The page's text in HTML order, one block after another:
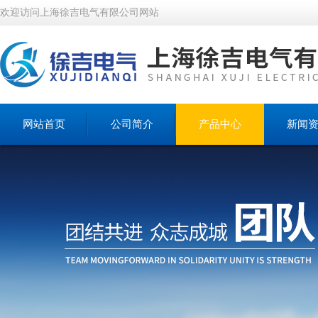
欢迎访问上海徐吉电气有限公司网站
网站首页 公司简介 产品中心 新闻